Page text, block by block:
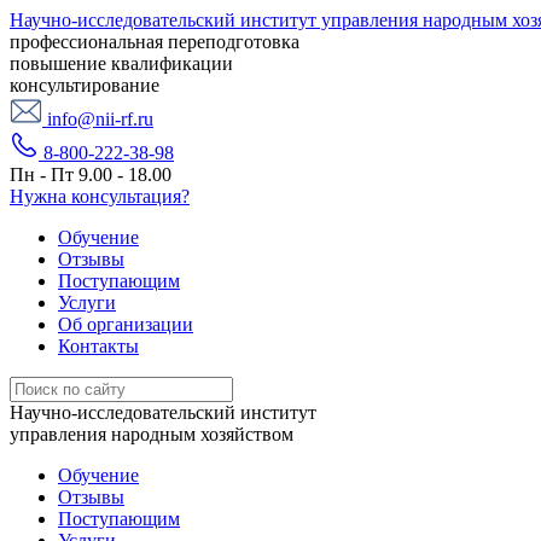
Научно-исследовательский институт управления народным
профессиональная переподготовка
повышение квалификации
консультирование
info@nii-rf.ru
8-800-222-38-98
Пн - Пт 9.00 - 18.00
Нужна консультация?
Обучение
Отзывы
Поступающим
Услуги
Об организации
Контакты
Научно-исследовательский институт
управления народным хозяйством
Обучение
Отзывы
Поступающим